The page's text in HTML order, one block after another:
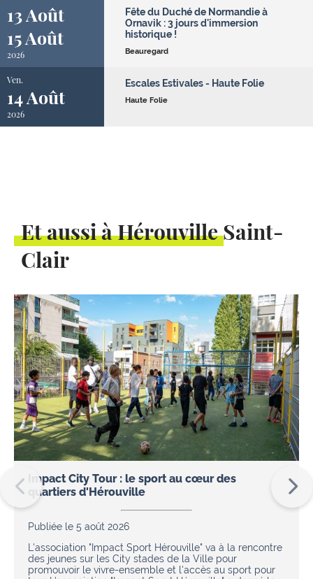
13 Août
15 Août
2026
Fête du Duché de Normandie à
Ornavik : 3 jours d'immersion
historique !
Beauregard
Ven.
14 Août
2026
Escales Estivales - Haute Folie
Haute Folie
Et aussi à Hérouville Saint-
Clair
Impact City Tour : le sport au cœur des
quartiers d'Hérouville
Publiée le 5 août 2026
L'association "Impact Sport Hérouville" va à la rencontre
des jeunes sur les City stades de la Ville pour
promouvoir le vivre-ensemble et l'accès au sport pour